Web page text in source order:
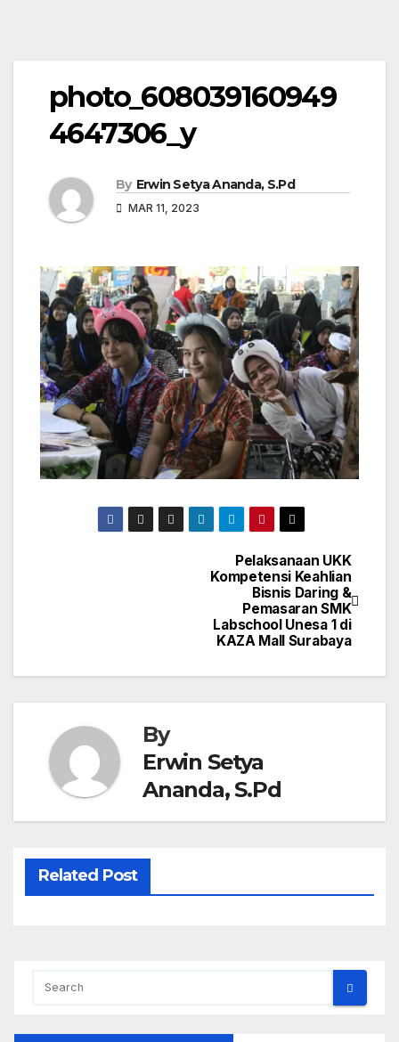
photo_608039160949
4647306_y
By Erwin Setya Ananda, S.Pd
MAR 11, 2023
Pelaksanaan UKK
Kompetensi Keahlian
Bisnis Daring &
Pemasaran SMK
Labschool Unesa 1 di
KAZA Mall Surabaya
By
Erwin Setya
Ananda, S.Pd
Related Post